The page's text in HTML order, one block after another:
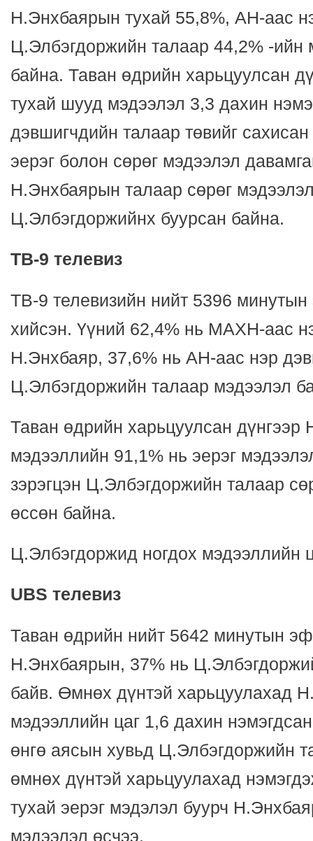
Н.Энхбаярын тухай 55,8%, АН-аас
Ц.Элбэгдоржийн талаар 44,2% -ийн
байна. Таван өдрийн харьцуулсан
тухай шууд мэдээлэл 3,3 дахин
дэвшигчдийн талаар төвийг
эерэг болон сөрөг мэдээлэл
Н.Энхбаярын талаар сөрөг
Ц.Элбэгдоржийнх буурсан байна.
ТВ-9 телевиз
ТВ-9 телевизийн нийт 5396
хийсэн. Үүний 62,4% нь МАХН-аас
Н.Энхбаяр, 37,6% нь АН-аас нэр
Ц.Элбэгдоржийн талаар мэдээлэл
Таван өдрийн харьцуулсан дүнгээр
мэдээллийн 91,1% нь эерэг
зэрэгцэн Ц.Элбэгдоржийн талаар
өссөн байна.
Ц.Элбэгдоржид ногдох мэдээллийн
UBS телевиз
Таван өдрийн нийт 5642 минутын
Н.Энхбаярын, 37% нь
байв. Өмнөх дүнтэй харьцуулахад
мэдээллийн цаг 1,6 дахин
өнгө аясын хувьд Ц.Элбэгдоржийн
өмнөх дүнтэй харьцуулахад
тухай эерэг мэдэлэл буурч
мэдээлэл өсчээ.